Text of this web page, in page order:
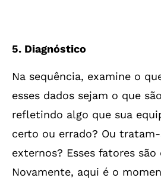
5. Diagnóstico
Na sequência, examine o
esses dados sejam o que
refletindo algo que sua
certo ou errado? Ou
externos? Esses fatores
Novamente, aqui é o